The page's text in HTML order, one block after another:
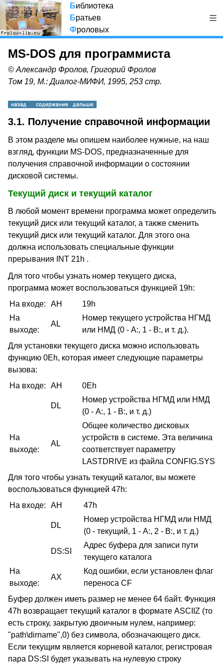
Библиотека
Братьев
Фроловых
MS-DOS для программиста
© Александр Фролов, Григорий Фролов
Том 19, М.: Диалог-МИФИ, 1995, 253 стр.
3.1. Получение справочной информации
В этом разделе мы опишем наиболее нужные, на наш
взгляд, функции MS-DOS, предназначенные для
получения справочной информации о состоянии
дисковой системы.
Текущий диск и текущий каталог
В любой момент времени программа может определить
текущий диск или текущий каталог, а также сменить
текущий диск или текущий каталог. Для этого она
должна использовать специальные функции
прерывания INT 21h .
Для того чтобы узнать номер текущего диска,
программа может воспользоваться функцией 19h:
На входе:
AH
19h
На
выходе:
AL
Номер текущего устройства НГМД
или НМД (0 - А:, 1 - В:, и т. д.).
Для установки текущего диска можно использовать
функцию 0Eh, которая имеет следующие параметры
вызова:
На входе:
AH 0Eh
DL
Номер устройства НГМД или НМД
(0 - А:, 1 - В:, и т. д.)
На
выходе:
AL
Общее количество дисковых
устройств в системе. Эта величина
соответствует параметру
LASTDRIVE из файла CONFIG.SYS
Для того чтобы узнать текущий каталог, вы можете
воспользоваться функцией 47h:
На входе:
AH 47h
DL
Номер устройства НГМД или НМД
(0 - текущий, 1 - А:, 2 - В:, и т. д.)
DS:SI
Адрес буфера для записи пути
текущего каталога
На
выходе:
AX
Код ошибки, если установлен флаг
переноса CF
Буфер должен иметь размер не менее 64 байт. Функция
47h возвращает текущий каталог в формате ASCIIZ (то
есть строку, закрытую двоичным нулем, например:
"path\dirname",0) без символа, обозначающего диск.
Если текущим является корневой каталог, регистровая
пара DS:SI будет указывать на нулевую строку